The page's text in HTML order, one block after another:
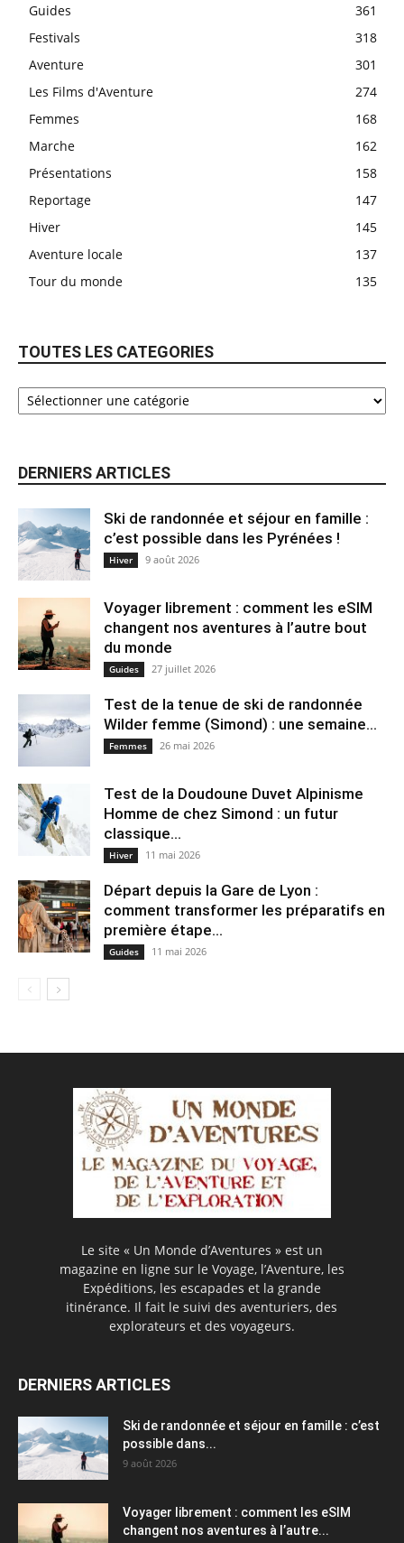
Guides
361
Festivals
318
Aventure
301
Les Films d'Aventure
274
Femmes
168
Marche
162
Présentations
158
Reportage
147
Hiver
145
Aventure locale
137
Tour du monde
135
TOUTES LES CATEGORIES
DERNIERS ARTICLES
Ski de randonnée et séjour en famille :
c’est possible dans les Pyrénées !
Hiver 9 août 2026
Voyager librement : comment les eSIM
changent nos aventures à l’autre bout
du monde
Guides 27 juillet 2026
Test de la tenue de ski de randonnée
Wilder femme (Simond) : une semaine...
Femmes 26 mai 2026
Test de la Doudoune Duvet Alpinisme
Homme de chez Simond : un futur
classique...
Hiver 11 mai 2026
Départ depuis la Gare de Lyon :
comment transformer les préparatifs en
pre⁠mière étape...
Guides 11 mai 2026
Le site « Un Monde d’Aventures » est un
magazine en ligne sur le Voyage, l’Aventure, les
Expéditions, les escapades et la grande
itinérance. Il fait le suivi des aventuriers, des
explorateurs et des voyageurs.
DERNIERS ARTICLES
Ski de randonnée et séjour en famille : c’est
possible dans...
9 août 2026
Voyager librement : comment les eSIM
changent nos aventures à l’autre...